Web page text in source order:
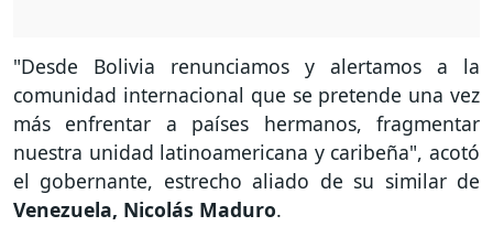
"Desde Bolivia renunciamos y alertamos a la
comunidad internacional que se pretende una vez
más enfrentar a países hermanos, fragmentar
nuestra unidad latinoamericana y caribeña", acotó
el gobernante, estrecho aliado de su similar de
Venezuela, Nicolás Maduro.